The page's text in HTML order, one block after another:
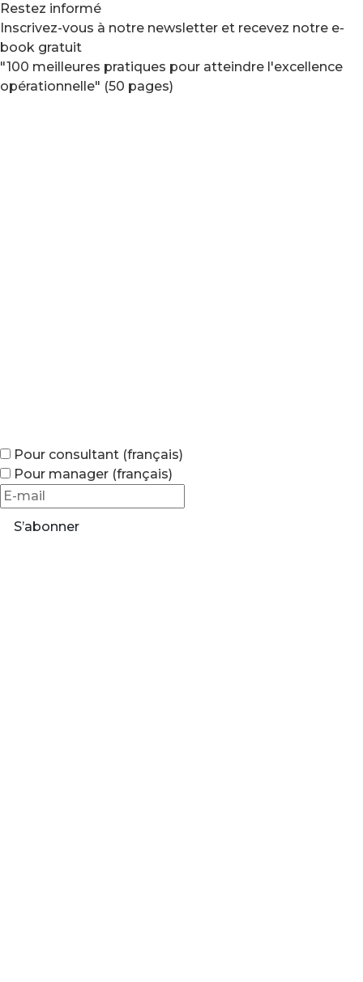
Restez informé
Inscrivez-vous à notre newsletter et recevez notre e-
book gratuit
"100 meilleures pratiques pour atteindre l'excellence
opérationnelle" (50 pages)
Pour consultant (français)
Pour manager (français)